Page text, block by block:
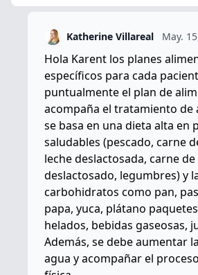
Katherine Villareal May.
Hola Karent los planes
específicos para cada
puntualmente el plan de
acompaña el tratamiento de
se basa en una dieta alta en
saludables (pescado, carne
leche deslactosada, carne
deslactosado, legumbres) y
carbohidratos como pan,
papa, yuca, plátano
helados, bebidas gaseosas,
Además, se debe aumentar
agua y acompañar el